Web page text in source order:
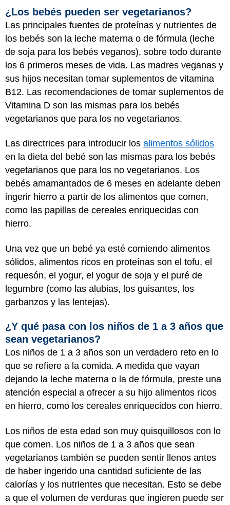
¿Los bebés pueden ser vegetarianos?
Las principales fuentes de proteínas y nutrientes de
los bebés son la leche materna o de fórmula (leche
de soja para los bebés veganos), sobre todo durante
los 6 primeros meses de vida. Las madres veganas y
sus hijos necesitan tomar suplementos de vitamina
B12. Las recomendaciones de tomar suplementos de
Vitamina D son las mismas para los bebés
vegetarianos que para los no vegetarianos.
Las directrices para introducir los alimentos sólidos
en la dieta del bebé son las mismas para los bebés
vegetarianos que para los no vegetarianos. Los
bebés amamantados de 6 meses en adelante deben
ingerir hierro a partir de los alimentos que comen,
como las papillas de cereales enriquecidas con
hierro.
Una vez que un bebé ya esté comiendo alimentos
sólidos, alimentos ricos en proteínas son el tofu, el
requesón, el yogur, el yogur de soja y el puré de
legumbre (como las alubias, los guisantes, los
garbanzos y las lentejas).
¿Y qué pasa con los niños de 1 a 3 años que
sean vegetarianos?
Los niños de 1 a 3 años son un verdadero reto en lo
que se refiere a la comida. A medida que vayan
dejando la leche materna o la de fórmula, preste una
atención especial a ofrecer a su hijo alimentos ricos
en hierro, como los cereales enriquecidos con hierro.
Los niños de esta edad son muy quisquillosos con lo
que comen. Los niños de 1 a 3 años que sean
vegetarianos también se pueden sentir llenos antes
de haber ingerido una cantidad suficiente de las
calorías y los nutrientes que necesitan. Esto se debe
a que el volumen de verduras que ingieren puede ser